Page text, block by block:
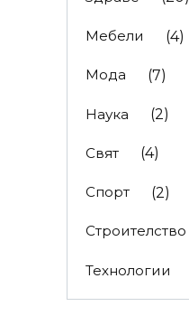
Мебели (4)
Мода (7)
Наука (2)
Свят (4)
Спорт (2)
Строителство
Технологии